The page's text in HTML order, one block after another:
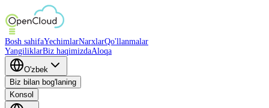
Bosh sahifaYechimlarNarxlarQo'llanmalar
YangiliklarBiz haqimizdaAloqa
O'zbek
Biz bilan bog'laning
Konsol